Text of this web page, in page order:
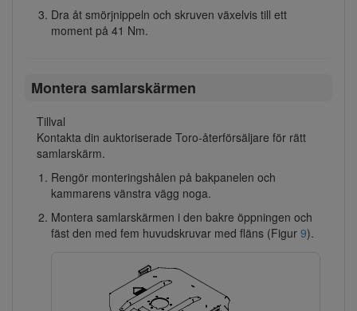
Dra åt smörjnippeln och skruven växelvis till ett
moment på 41 Nm.
Montera samlarskärmen
Tillval
Kontakta din auktoriserade Toro-återförsäljare för rätt
samlarskärm.
Rengör monteringshålen på bakpanelen och
kammarens vänstra vägg noga.
Montera samlarskärmen i den bakre öppningen och
fäst den med fem huvudskruvar med fläns (Figur 9).